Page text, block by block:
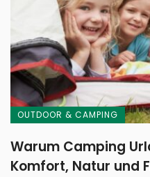
OUTDOOR & CAMPING
Warum Camping
Komfort, Natur und